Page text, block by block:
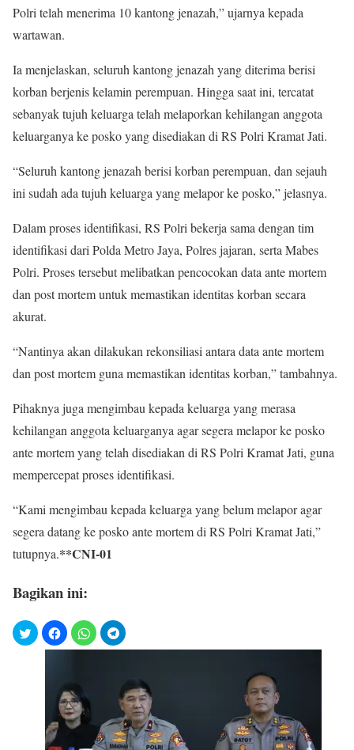
Polri telah menerima 10 kantong jenazah,” ujarnya kepada
wartawan.
Ia menjelaskan, seluruh kantong jenazah yang diterima berisi
korban berjenis kelamin perempuan. Hingga saat ini, tercatat
sebanyak tujuh keluarga telah melaporkan kehilangan anggota
keluarganya ke posko yang disediakan di RS Polri Kramat Jati.
“Seluruh kantong jenazah berisi korban perempuan, dan sejauh
ini sudah ada tujuh keluarga yang melapor ke posko,” jelasnya.
Dalam proses identifikasi, RS Polri bekerja sama dengan tim
identifikasi dari Polda Metro Jaya, Polres jajaran, serta Mabes
Polri. Proses tersebut melibatkan pencocokan data ante mortem
dan post mortem untuk memastikan identitas korban secara
akurat.
“Nantinya akan dilakukan rekonsiliasi antara data ante mortem
dan post mortem guna memastikan identitas korban,” tambahnya.
Pihaknya juga mengimbau kepada keluarga yang merasa
kehilangan anggota keluarganya agar segera melapor ke posko
ante mortem yang telah disediakan di RS Polri Kramat Jati, guna
mempercepat proses identifikasi.
“Kami mengimbau kepada keluarga yang belum melapor agar
segera datang ke posko ante mortem di RS Polri Kramat Jati,”
tutupnya.**CNI-01
Bagikan ini: